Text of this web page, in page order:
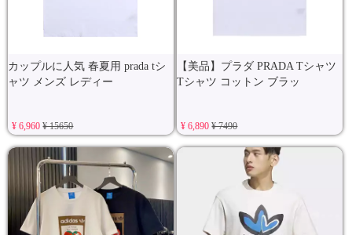
カップルに人気 春夏用 prada tシ
ャツ メンズ レディー
¥ 6,960¥ 15650
【美品】プラダ PRADA Tシャツ
Tシャツ コットン ブラッ
¥ 6,890¥ 7490